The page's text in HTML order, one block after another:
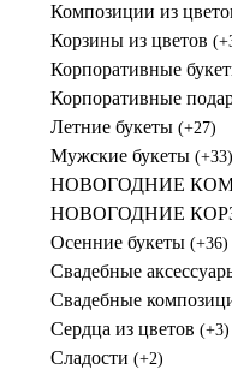
Композиции из
Корзины из цветов
Корпоративные
Корпоративные
Летние букеты (+27)
Мужские букеты (+33)
НОВОГОДНИЕ
НОВОГОДНИЕ
Осенние букеты (+36)
Свадебные
Свадебные
Сердца из цветов (+3)
Сладости (+2)